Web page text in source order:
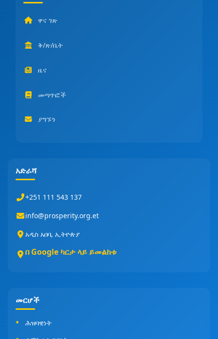
ዋና ገጽ
ቅ/ጽ/ቤት
ዜና
መጣጥፎች
ያግኙን
አድራሻ
+251 111 543 137
info@prosperity.org.et
አዲስ አበባ, ኢትዮጵያ
በ Google ካርታ ላይ ይመልከቱ
መርሆች
ሕዝባዊነት